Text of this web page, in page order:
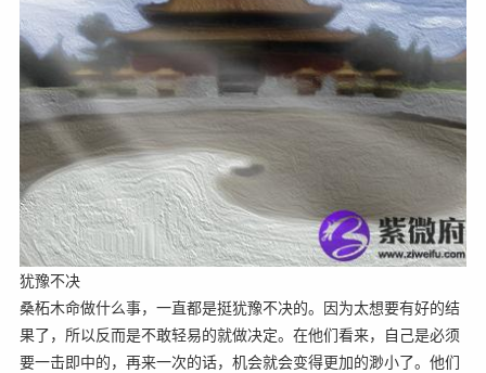
犹豫不决
桑柘木命做什么事，一直都是挺犹豫不决的。因为太想要有好的结
果了，所以反而是不敢轻易的就做决定。在他们看来，自己是必须
要一击即中的，再来一次的话，机会就会变得更加的渺小了。他们